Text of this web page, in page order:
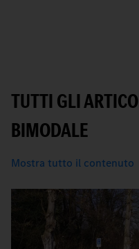
TUTTI GLI
BIMODALE
Mostra tutto il contenuto